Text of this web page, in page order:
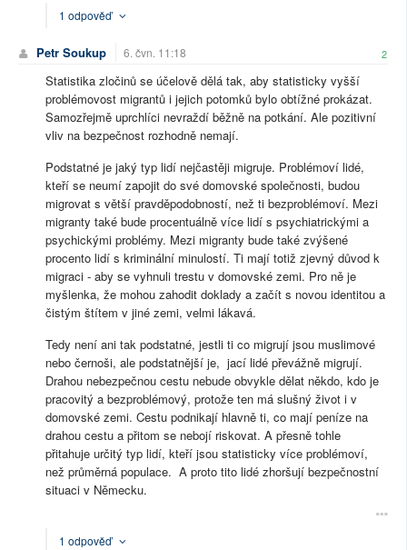
1 odpověď
Petr Soukup 6. čvn. 11:18 2
Statistika zločinů se účelově dělá tak, aby statisticky vyšší
problémovost migrantů i jejich potomků bylo obtížné prokázat.
Samozřejmě uprchlíci nevraždí běžně na potkání. Ale pozitivní
vliv na bezpečnost rozhodně nemají.
Podstatné je jaký typ lidí nejčastěji migruje. Problémoví lidé,
kteří se neumí zapojit do své domovské společnosti, budou
migrovat s větší pravděpodobností, než ti bezproblémoví. Mezi
migranty také bude procentuálně více lidí s psychiatrickými a
psychickými problémy. Mezi migranty bude také zvýšené
procento lidí s kriminální minulostí. Ti mají totiž zjevný důvod k
migraci - aby se vyhnuli trestu v domovské zemi. Pro ně je
myšlenka, že mohou zahodit doklady a začít s novou identitou a
čistým štítem v jiné zemi, velmi lákavá.
Tedy není ani tak podstatné, jestli ti co migrují jsou muslimové
nebo černoši, ale podstatnější je, jací lidé převážně migrují.
Drahou nebezpečnou cestu nebude obvykle dělat někdo, kdo je
pracovitý a bezproblémový, protože ten má slušný život i v
domovské zemi. Cestu podnikají hlavně ti, co mají peníze na
drahou cestu a přitom se nebojí riskovat. A přesně tohle
přitahuje určitý typ lidí, kteří jsou statisticky více problémoví,
než průměrná populace. A proto tito lidé zhoršují bezpečnostní
situaci v Německu.
1 odpověď